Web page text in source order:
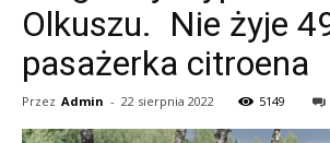
Olkuszu. Nie żyje
pasażerka citroena
Przez Admin - 22 sierpnia 2022 5149